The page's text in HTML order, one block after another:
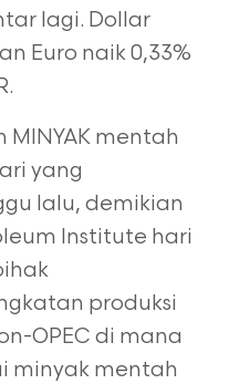
lagi. Dollar
Euro naik 0,33%
MINYAK mentah
yang
lalu, demikian
Institute hari
produksi
OPEC di mana
minyak mentah